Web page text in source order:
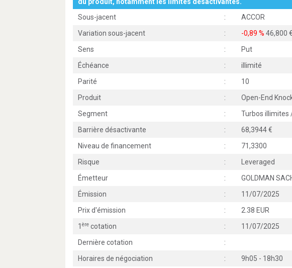
Sous-jacent
:
ACCOR
Variation sous-jacent
: -0,89 % 46,800
Sens
:
Put
Échéance
:
illimité
Parité
:
10
Produit
:
Open-End
Segment
:
Turbos illimites
Barrière désactivante
:
68,3944
Niveau de financement
:
71,3300
Risque
:
Leveraged
Émetteur
:
GOLDMAN
Émission
:
11/07/2025
Prix d'émission
:
2.38 EUR
1 ère cotation :
11/07/2025
Dernière cotation
:
Horaires de négociation
:
9h05 - 18h30